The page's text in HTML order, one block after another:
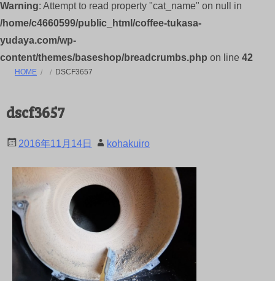
Warning: Attempt to read property "cat_name" on null in
/home/c4660599/public_html/coffee-tukasa-
yudaya.com/wp-
content/themes/baseshop/breadcrumbs.php on line 42
HOME DSCF3657
dscf3657
2016年11月14日 kohakuiro